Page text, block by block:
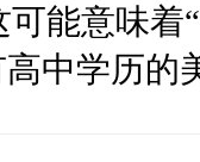
可能意味
中学历的